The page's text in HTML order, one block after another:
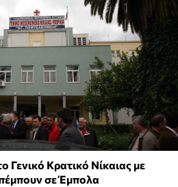
Γενικό Κρατικό Νίκαιας με
σε Έμπολα